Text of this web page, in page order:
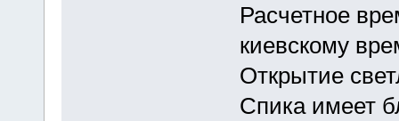
Расчетное
киевскому
Открытие
Спика имеет